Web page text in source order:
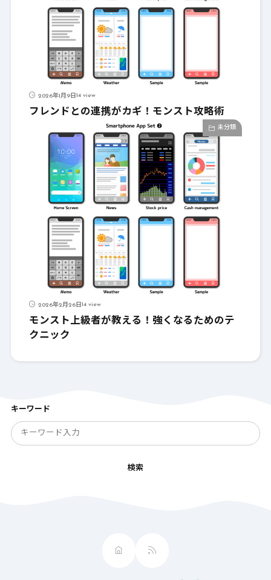
2026年1月9日14 view
フレンドとの連携がカギ！モンスト攻略術
未分類
2026年2月26日14 view
モンスト上級者が教える！強くなるためのテ
クニック
キーワード
検索